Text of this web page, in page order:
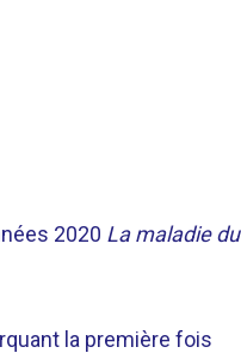
2020 La maladie du
la première fois